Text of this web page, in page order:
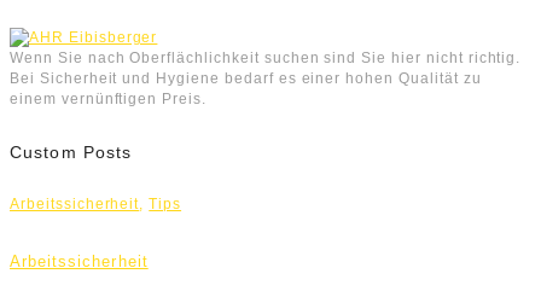
Wenn Sie nach Oberflächlichkeit suchen sind Sie hier nicht richtig.
Bei Sicherheit und Hygiene bedarf es einer hohen Qualität zu
einem vernünftigen Preis.
Custom Posts
Arbeitssicherheit,Tips
Arbeitssicherheit